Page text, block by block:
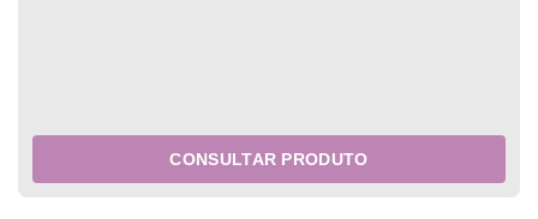
CONSULTAR PRODUTO